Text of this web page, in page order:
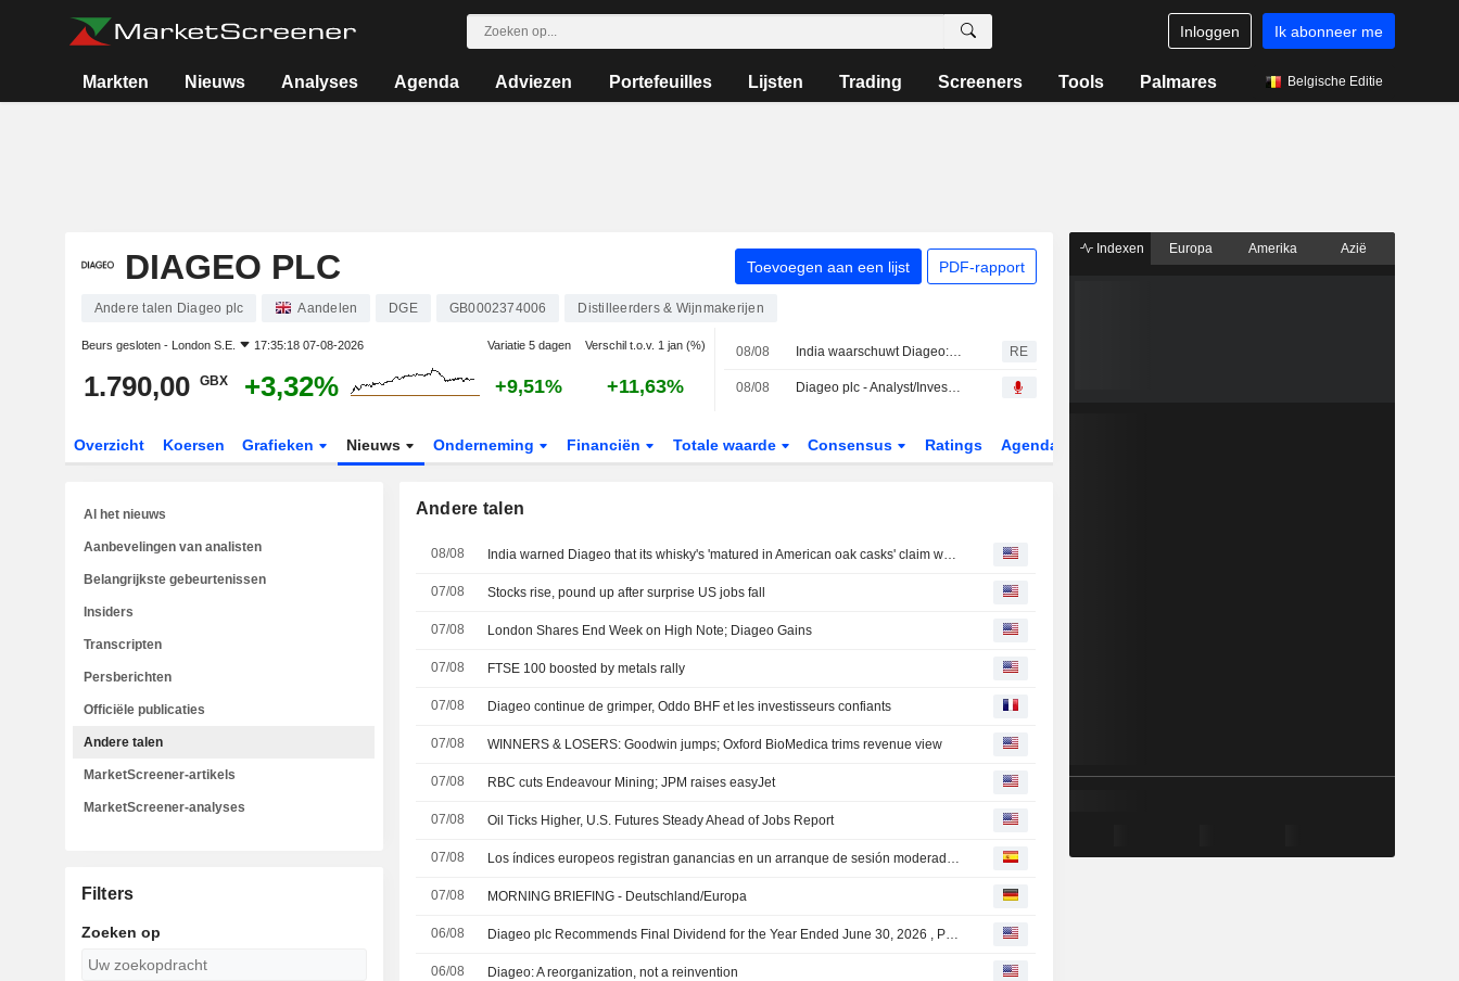
Inloggen Ik abonneer me
Markten Nieuws Analyses Agenda Adviezen Portefeuilles Lijsten Trading Screeners Tools Palmares Belgische Editie
DIAGEO PLC Toevoegen aan een lijst PDF-rapport
Andere talen Diageo plc Aandelen DGE GB0002374006 Distilleerders & Wijnmakerijen
Beurs gesloten - London S.E. 17:35:18 07-08-2026 Variatie 5 dagen Verschil t.o.v. 1 jan (%)
1.790,00 GBX +3,32% +9,51% +11,63%
08/08 India waarschuwt Diageo: claim over rijping op Amerikaanse eikenhouten vaten is misleidend RE
08/08 Diageo plc - Analyst/Investor Day
Overzicht Koersen Grafieken Nieuws Onderneming Financiën Totale waarde Consensus Ratings Agenda
Andere talen
08/08 India warned Diageo that its whisky's 'matured in American oak casks' claim was misleading
07/08 Stocks rise, pound up after surprise US jobs fall
07/08 London Shares End Week on High Note; Diageo Gains
07/08 FTSE 100 boosted by metals rally
07/08 Diageo continue de grimper, Oddo BHF et les investisseurs confiants
07/08 WINNERS & LOSERS: Goodwin jumps; Oxford BioMedica trims revenue view
07/08 RBC cuts Endeavour Mining; JPM raises easyJet
07/08 Oil Ticks Higher, U.S. Futures Steady Ahead of Jobs Report
07/08 Los índices europeos registran ganancias en un arranque de sesión moderado -- Market Talk
07/08 MORNING BRIEFING - Deutschland/Europa
06/08 Diageo plc Recommends Final Dividend for the Year Ended June 30, 2026 , Payable on December 3, 2026
06/08 Diageo: A reorganization, not a reinvention
Al het nieuws
Aanbevelingen van analisten
Belangrijkste gebeurtenissen
Insiders
Transcripten
Persberichten
Officiële publicaties
Andere talen
MarketScreener-artikels
MarketScreener-analyses
Filters
Zoeken op
Indexen Europa Amerika Azië